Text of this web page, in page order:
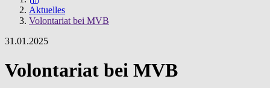
Aktuelles
Volontariat bei MVB
31.01.2025
Volontariat bei MVB